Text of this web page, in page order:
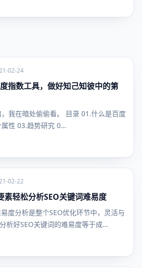
02-24
指数工具，做好知己知彼中的第
我在暗处偷偷看。 目录 01.什么是百度
性 03.趋势研究 0…
02-22
素轻松分析SEO关键词难易度
度分析是整个SEO优化环节中，灵活与
析好SEO关键词的难易度等于成…